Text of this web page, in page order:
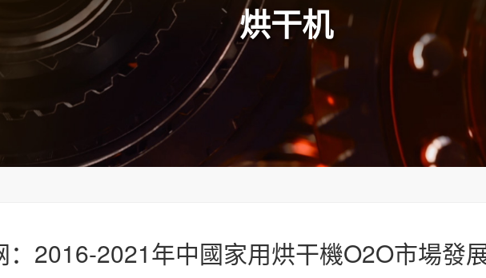
烘干机
：2016-2021年中國家用烘干機O2O市場發